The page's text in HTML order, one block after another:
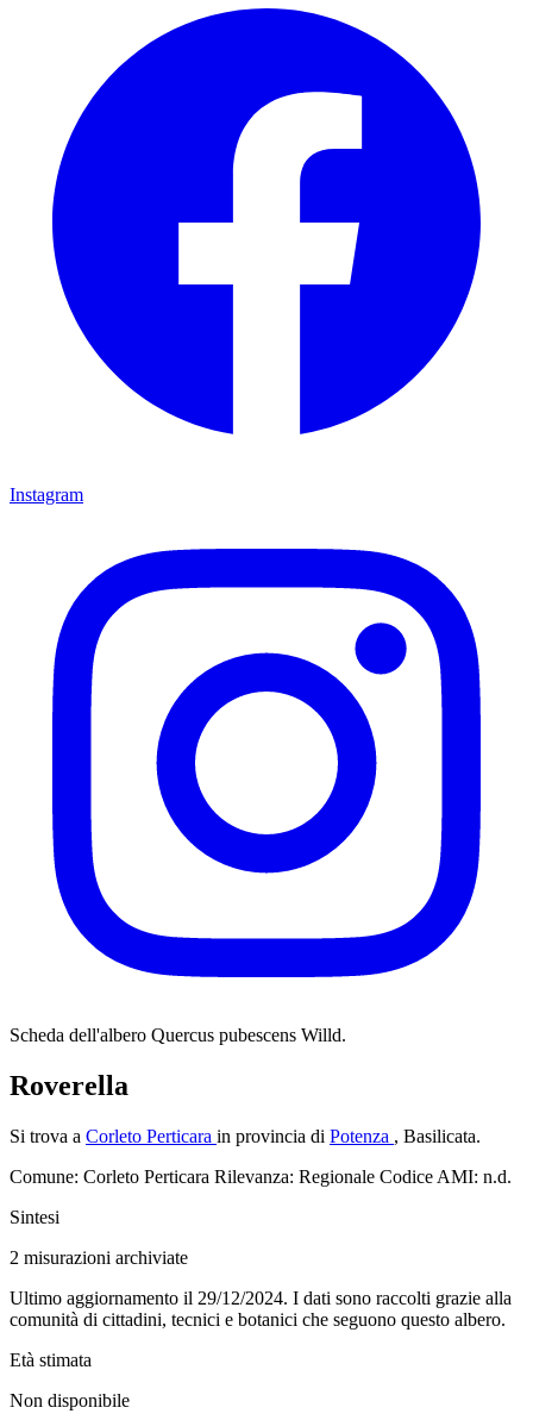
Instagram
Scheda dell'albero Quercus pubescens Willd.
Roverella
Si trova a Corleto Perticara in provincia di Potenza , Basilicata.
Comune: Corleto Perticara Rilevanza: Regionale Codice AMI: n.d.
Sintesi
2 misurazioni archiviate
Ultimo aggiornamento il 29/12/2024. I dati sono raccolti grazie alla
comunità di cittadini, tecnici e botanici che seguono questo albero.
Età stimata
Non disponibile